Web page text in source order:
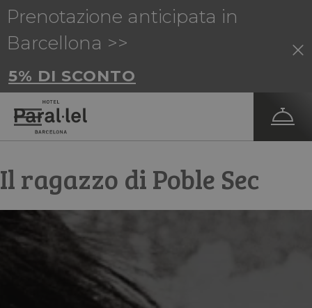
Prenotazione anticipata in
Barcellona >>
5% DI SCONTO
Il ragazzo di Poble Sec